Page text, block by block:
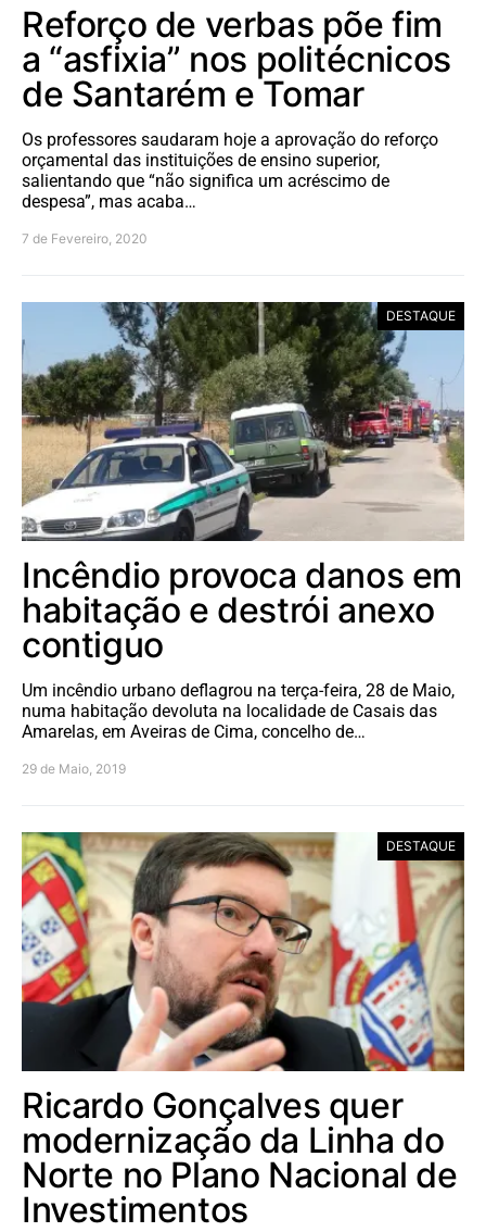
Reforço de verbas põe fim
a “asfixia” nos politécnicos
de Santarém e Tomar
Os professores saudaram hoje a aprovação do reforço
orçamental das instituições de ensino superior,
salientando que “não significa um acréscimo de
despesa”, mas acaba…
7 de Fevereiro, 2020
DESTAQUE
Incêndio provoca danos em
habitação e destrói anexo
contiguo
Um incêndio urbano deflagrou na terça-feira, 28 de Maio,
numa habitação devoluta na localidade de Casais das
Amarelas, em Aveiras de Cima, concelho de…
29 de Maio, 2019
DESTAQUE
Ricardo Gonçalves quer
modernização da Linha do
Norte no Plano Nacional de
Investimentos